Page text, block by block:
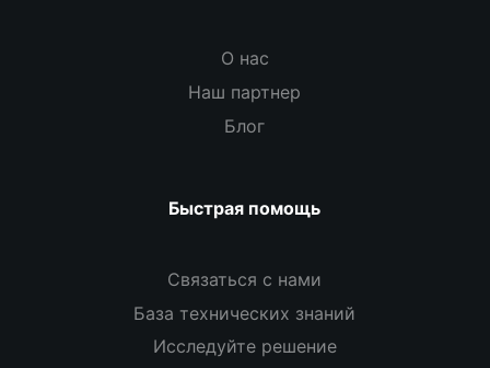
О нас
Наш партнер
Блог
Быстрая помощь
Связаться с нами
База технических знаний
Исследуйте решение